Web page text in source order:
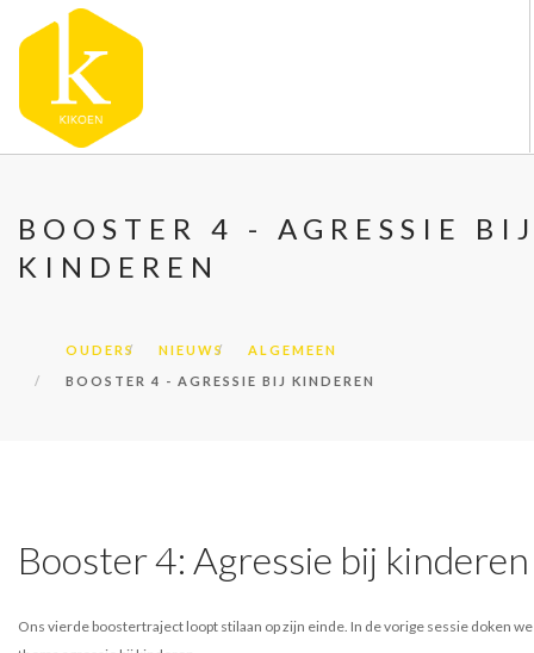
ONZE VESTIGINGEN
VACATURES
CONTACT
FAQ
BOOSTER 4 - AGRESSIE
KINDEREN
OUDERS NIEUWS
ALGEMEEN
BOOSTER 4 - AGRESSIE BIJ KINDEREN
Booster 4: Agressie bij kinderen
Ons vierde boostertraject loopt stilaan op zijn einde. In de vorige sessie doken